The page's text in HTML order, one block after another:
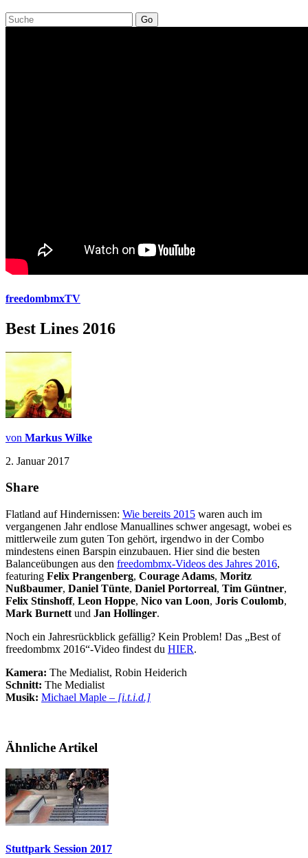
Go
freedombmxTV
Best Lines 2016
von Markus Wilke
2. Januar 2017
Share
Flatland auf Hindernissen: Wie bereits 2015 waren auch im
vergangenen Jahr endlose Manuallines schwer angesagt, wobei es
mittlerweile zum guten Ton gehört, irgendwo in der Combo
mindestens einen Barspin einzubauen. Hier sind die besten
Balanceübungen aus den freedombmx-Videos des Jahres 2016,
featuring Felix Prangenberg, Courage Adams, Moritz
Nußbaumer, Daniel Tünte, Daniel Portorreal, Tim Güntner,
Felix Stinshoff, Leon Hoppe, Nico van Loon, Joris Coulomb,
Mark Burnett und Jan Hollinger.
Noch ein Jahresrückblick gefällig? Kein Problem! Das „Best of
freedombmx 2016“-Video findest du HIER.
Kamera: The Medialist, Robin Heiderich
Schnitt: The Medialist
Musik: Michael Maple – [i.t.i.d.]
Ähnliche Artikel
Stuttpark Session 2017